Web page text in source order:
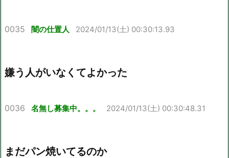
0035 闇の仕置人 2024/01/13(土) 00:30:13.93
嫌う人がいなくてよかった
0036 名無し募集中。。。 2024/01/13(土) 00:30:48.31
まだパン焼いてるのか